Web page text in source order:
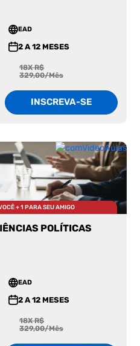
EAD
2 A 12 MESES
18X R$
329,00/Mês
INSCREVA-SE
+ 1 PARA SEU AMIGO
POLÍTICAS
EAD
2 A 12 MESES
18X R$
329,00/Mês